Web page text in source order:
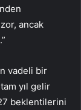
ancak
vadeli bir
yıl gelir
beklentilerini